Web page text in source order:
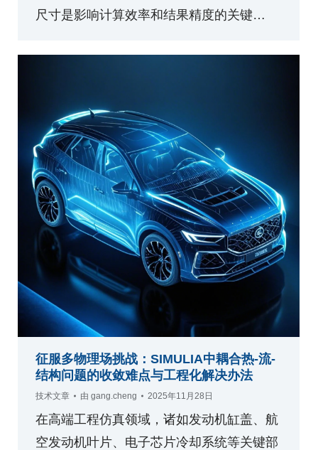
尺寸是影响计算效率和结果精度的关键…
征服多物理场挑战：SIMULIA中耦合热-流-
结构问题的收敛难点与工程化解决办法
技术文章 由 gang.cheng 2025年11月28日
在高端工程仿真领域，诸如发动机缸盖、航
空发动机叶片、电子芯片冷却系统等关键部